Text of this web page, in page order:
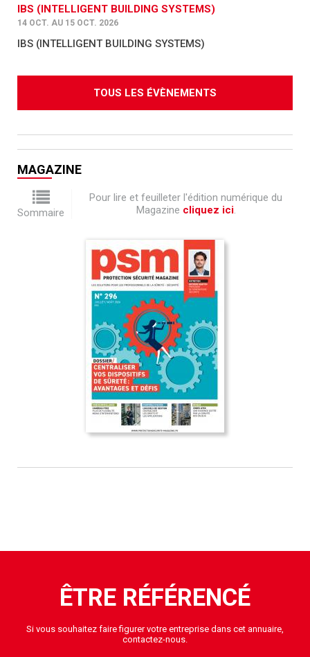
IBS (INTELLIGENT BUILDING SYSTEMS)
14 OCT. AU 15 OCT. 2026
IBS (INTELLIGENT BUILDING SYSTEMS)
TOUS LES ÉVÈNEMENTS
MAGAZINE
Sommaire
Pour lire et feuilleter l'édition numérique du
Magazine cliquez ici.
ÊTRE RÉFÉRENCÉ
Si vous souhaitez faire figurer votre entreprise dans cet annuaire,
contactez-nous.